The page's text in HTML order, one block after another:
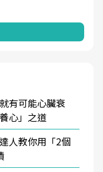
有可能心臟衰
心」之道
人教你用「2個